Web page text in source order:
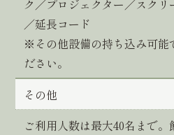
ク／プロジェクター／スク
／延長コード
※その他設備の持ち込み可能
ださい。
その他
ご利用人数は最大40名まで